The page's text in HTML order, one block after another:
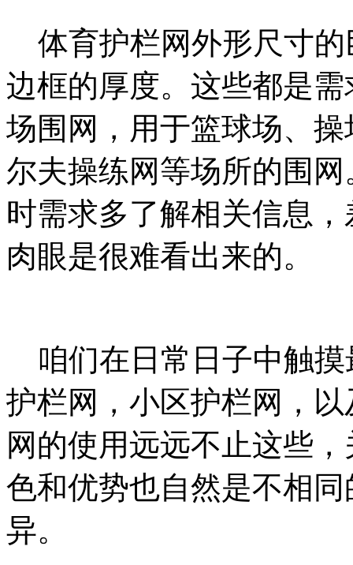
体育护栏网外形尺寸的
边框的厚度。这些都是
场围网，用于篮球场、
尔夫操练网等场所的围
时需求多了解相关信息
肉眼是很难看出来的。
咱们在日常日子中触摸
护栏网，小区护栏网，
网的使用远远不止这些
色和优势也自然是不相
异。